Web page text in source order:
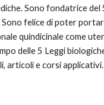
Sono fondatrice del
felice di poter
quindicinale come
delle 5 Leggi
articoli e corsi applicativi.